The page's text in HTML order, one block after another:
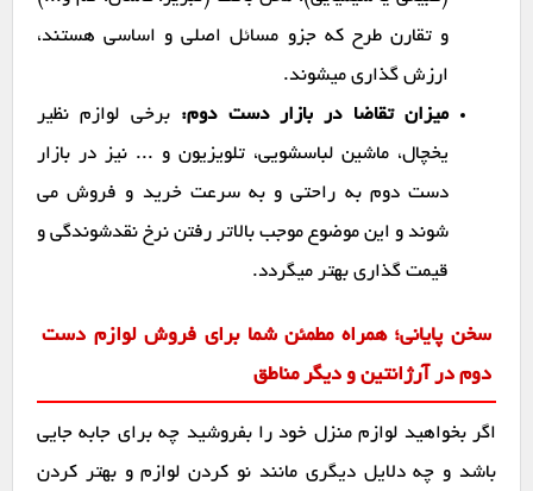
و تقارن طرح که جزو مسائل اصلی و اساسی هستند،
ارزش گذاری میشوند.
میزان تقاضا در بازار دست دوم: برخی لوازم نظیر
یخچال، ماشین لباسشویی، تلویزیون و ... نیز در بازار
دست دوم به راحتی و به سرعت خرید و فروش می
شوند و این موضوع موجب بالاتر رفتن نرخ نقدشوندگی و
قیمت گذاری بهتر میگردد.
سخن پایانی؛ همراه مطمئن شما برای فروش لوازم دست
دوم در آرژانتین و دیگر مناطق
اگر بخواهید لوازم منزل خود را بفروشید چه برای جابه جایی
باشد و چه دلایل دیگری مانند نو کردن لوازم و بهتر کردن